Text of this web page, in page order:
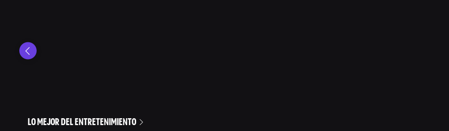
LO MEJOR DEL ENTRETENIMIENTO